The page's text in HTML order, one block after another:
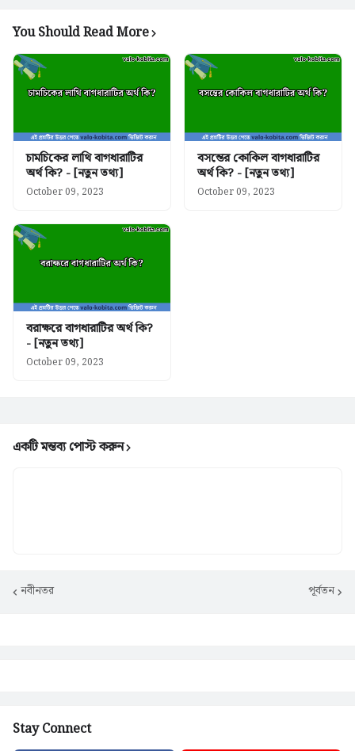
You Should Read More
চামচিকের লাথি বাগধারাটির
অর্থ কি? - [নতুন তথ্য]
October 09, 2023
বসন্তের কোকিল বাগধারাটির
অর্থ কি? - [নতুন তথ্য]
October 09, 2023
বরাক্ষরে বাগধারাটির অর্থ কি?
- [নতুন তথ্য]
October 09, 2023
একটি মন্তব্য পোস্ট করুন
নবীনতর পূর্বতন
Stay Connect